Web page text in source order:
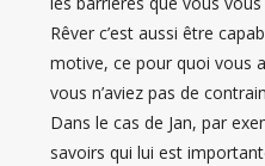
Rêver c’est aussi être
motive, ce pour quoi vous
vous n’aviez pas de
Dans le cas de Jan, par
savoirs qui lui est